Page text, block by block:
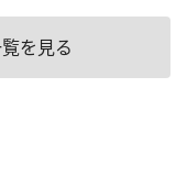
を見る